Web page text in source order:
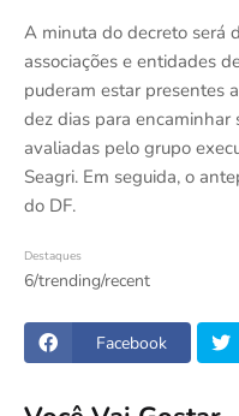
A minuta do decreto será
associações e entidades
puderam estar presentes
dez dias para encaminhar
avaliadas pelo grupo
Seagri. Em seguida, o
do DF.
Destaques
6/trending/recent
Facebook